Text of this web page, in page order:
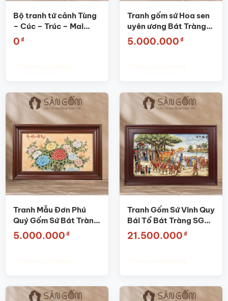
Bộ tranh tứ cảnh Tùng
– Cúc – Trúc – Mai
gốm sứ Bát Tràng SG-
TGS 04
0 ₫
Tranh gốm sứ Hoa sen
uyên ương Bát Tràng
SG-TGS 06
5.000.000 ₫
Tranh Mẫu Đơn Phú
Quý Gốm Sứ Bát Tràng
SG-TGS07
5.000.000 ₫
Tranh Gốm Sứ Vinh Quy
Bái Tổ Bát Tràng SG-
TGS10
21.500.000 ₫